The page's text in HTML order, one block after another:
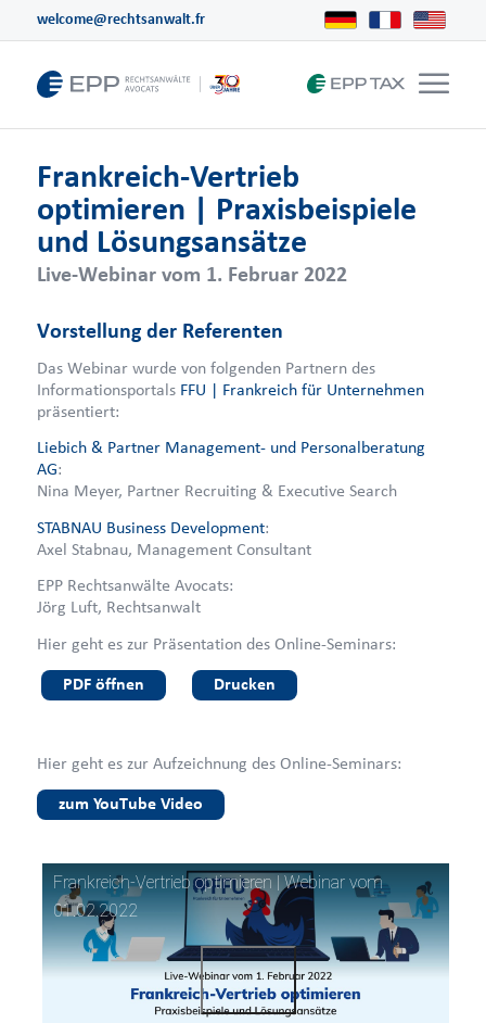
welcome@rechtsanwalt.fr
Frankreich-Vertrieb
optimieren | Praxisbeispiele
und Lösungsansätze
Live-Webinar vom 1. Februar 2022
Vorstellung der Referenten
Das Webinar wurde von folgenden Partnern des
Informationsportals FFU | Frankreich für Unternehmen
präsentiert:
Liebich & Partner Management- und Personalberatung
AG:
Nina Meyer, Partner Recruiting & Executive Search
STABNAU Business Development:
Axel Stabnau, Management Consultant
EPP Rechtsanwälte Avocats:
Jörg Luft, Rechtsanwalt
Hier geht es zur Präsentation des Online-Seminars:
PDF öffnen Drucken
Hier geht es zur Aufzeichnung des Online-Seminars:
zum YouTube Video
Frankreich-Vertrieb optimieren | Webinar vom
01.02.2022